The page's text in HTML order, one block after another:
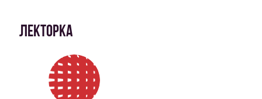
ЛЕКТОРКА